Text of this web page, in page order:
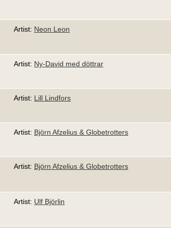
Artist: Neon Leon
Artist: Ny-David med döttrar
Artist: Lill Lindfors
Artist: Björn Afzelius & Globetrotters
Artist: Björn Afzelius & Globetrotters
Artist: Ulf Björlin